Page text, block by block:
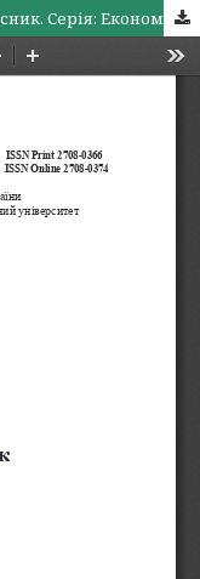
Серія: Економіка